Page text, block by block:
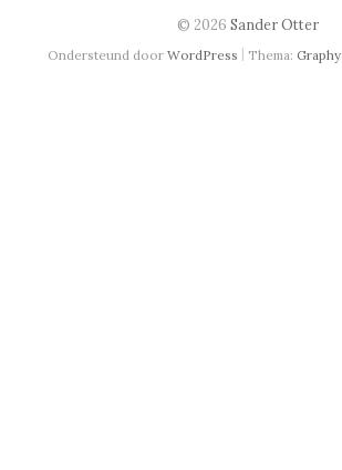
© 2026 Sander Otter
Ondersteund door WordPress | Thema: Graphy